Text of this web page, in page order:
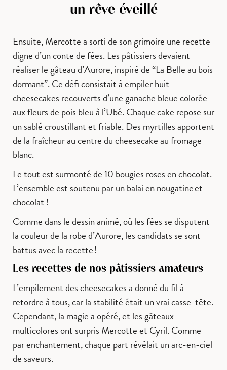
un rêve éveillé
Ensuite, Mercotte a sorti de son grimoire une recette
digne d’un conte de fées. Les pâtissiers devaient
réaliser le gâteau d’Aurore, inspiré de “La Belle au bois
dormant”. Ce défi consistait à empiler huit
cheesecakes recouverts d’une ganache bleue colorée
aux fleurs de pois bleu à l’Ubé. Chaque cake repose sur
un sablé croustillant et friable. Des myrtilles apportent
de la fraîcheur au centre du cheesecake au fromage
blanc.
Le tout est surmonté de 10 bougies roses en chocolat.
L’ensemble est soutenu par un balai en nougatine et
chocolat !
Comme dans le dessin animé, où les fées se disputent
la couleur de la robe d’Aurore, les candidats se sont
battus avec la recette !
Les recettes de nos pâtissiers amateurs
L’empilement des cheesecakes a donné du fil à
retordre à tous, car la stabilité était un vrai casse-tête.
Cependant, la magie a opéré, et les gâteaux
multicolores ont surpris Mercotte et Cyril. Comme
par enchantement, chaque part révélait un arc-en-ciel
de saveurs.